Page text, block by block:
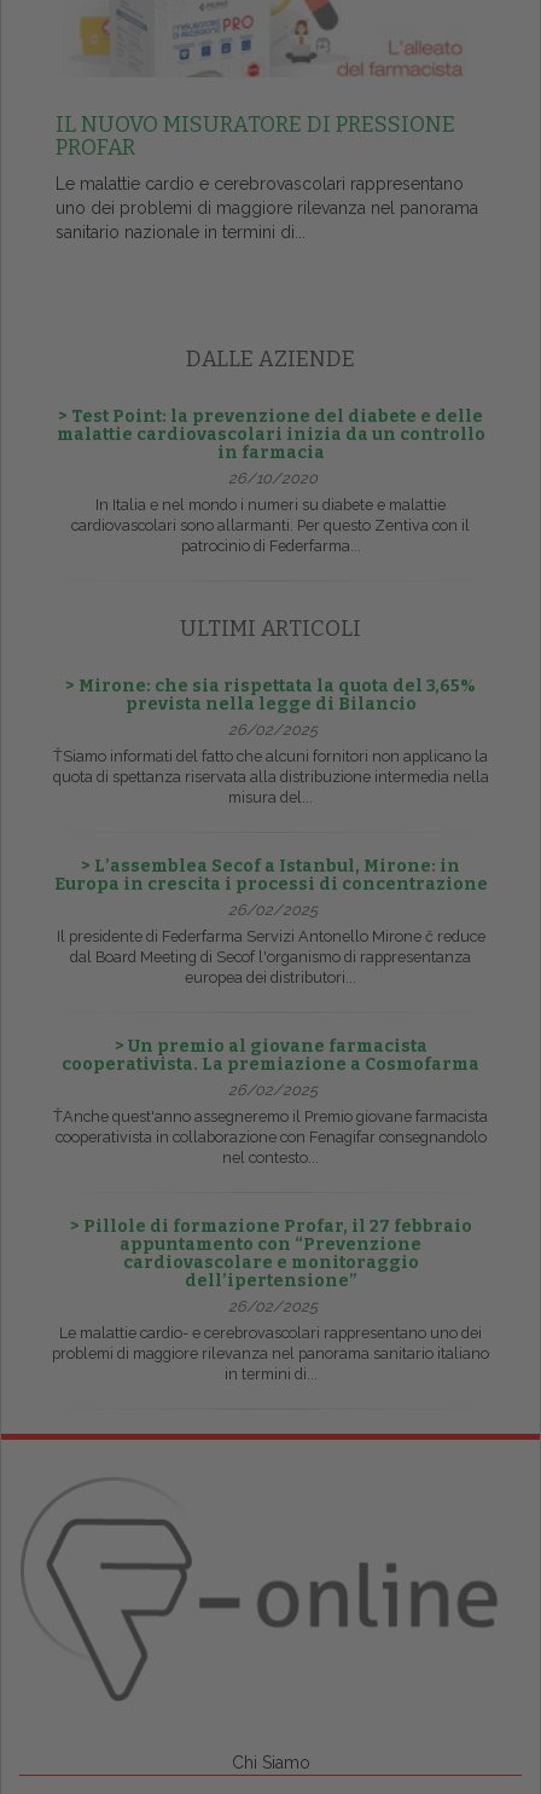
IL NUOVO MISURATORE DI PRESSIONE
PROFAR
Le malattie cardio e cerebrovascolari rappresentano
uno dei problemi di maggiore rilevanza nel panorama
sanitario nazionale in termini di...
DALLE AZIENDE
> Test Point: la prevenzione del diabete e delle
malattie cardiovascolari inizia da un controllo
in farmacia
26/10/2020
In Italia e nel mondo i numeri su diabete e malattie
cardiovascolari sono allarmanti. Per questo Zentiva con il
patrocinio di Federfarma...
ULTIMI ARTICOLI
> Mirone: che sia rispettata la quota del 3,65%
prevista nella legge di Bilancio
26/02/2025
ŤSiamo informati del fatto che alcuni fornitori non applicano la
quota di spettanza riservata alla distribuzione intermedia nella
misura del...
> L’assemblea Secof a Istanbul, Mirone: in
Europa in crescita i processi di concentrazione
26/02/2025
Il presidente di Federfarma Servizi Antonello Mirone č reduce
dal Board Meeting di Secof l'organismo di rappresentanza
europea dei distributori...
> Un premio al giovane farmacista
cooperativista. La premiazione a Cosmofarma
26/02/2025
ŤAnche quest'anno assegneremo il Premio giovane farmacista
cooperativista in collaborazione con Fenagifar consegnandolo
nel contesto...
> Pillole di formazione Profar, il 27 febbraio
appuntamento con “Prevenzione
cardiovascolare e monitoraggio
dell’ipertensione”
26/02/2025
Le malattie cardio- e cerebrovascolari rappresentano uno dei
problemi di maggiore rilevanza nel panorama sanitario italiano
in termini di...
Chi Siamo